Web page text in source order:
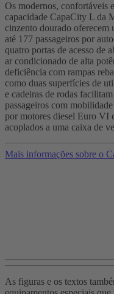
Os modernos, confortáveis
capacidade CapaCity L da
cinzento dourado oferecem
até 177 passageiros por
quatro portas de acesso de
ar condicionado de alta
deficiência com rampas
como duas superfícies de
e cadeiras de rodas
passageiros com
por motores diesel Euro VI
acoplados a uma caixa de
Mais informações sobre o
As figuras e os textos